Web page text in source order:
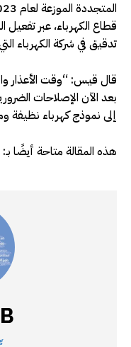
قطاع الكهرباء، عبر تفعيل
تدقيق في شركة الكهرباء
قال قيس: “وقت الأعذار
بعد الآن الإصلاحات
إلى نموذج كهرباء
هذه المقالة متاحة أيضًا بـ: